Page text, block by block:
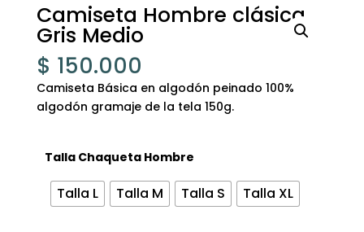
Camiseta Hombre clásica
Gris Medio
$ 150.000
Camiseta Básica en algodón peinado 100%
algodón gramaje de la tela 150g.
Talla Chaqueta Hombre
Talla L Talla M Talla S Talla XL